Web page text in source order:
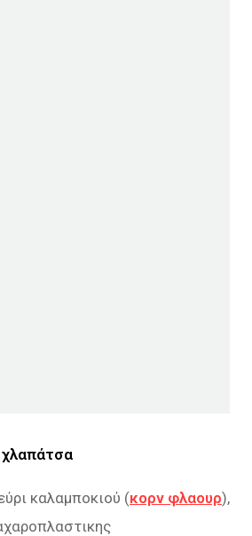
χλαπάτσα
καλαμποκιού (κορν φλαουρ),